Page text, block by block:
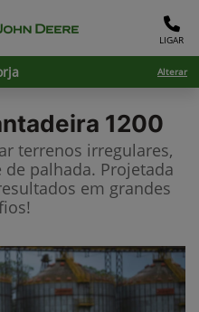
LIGAR
Alterar
1200
terrenos irregulares,
palhada. Projetada
em grandes